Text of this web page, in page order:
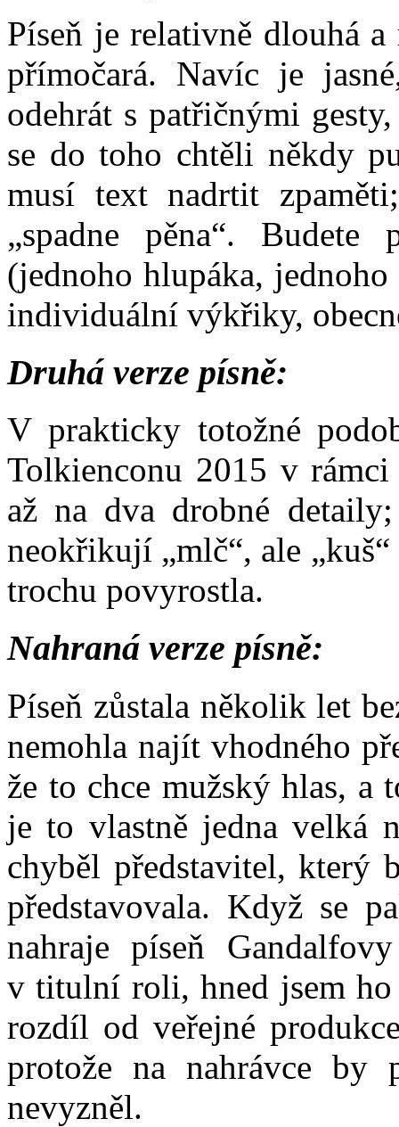
Píseň je relativně dlouhá
přímočará. Navíc je
odehrát s patřičnými
se do toho chtěli někdy
musí text nadrtit
„spadne pěna“. Budete
(jednoho hlupáka,
individuální výkřiky,
Druhá verze písně:
V prakticky totožné
Tolkienconu 2015 v
až na dva drobné
neokřikují „mlč“, ale
trochu povyrostla.
Nahraná verze písně:
Píseň zůstala několik let
nemohla najít vhodného
že to chce mužský hlas, a
je to vlastně jedna velká
chyběl představitel, který
představovala. Když se
nahraje píseň
v titulní roli, hned jsem
rozdíl od veřejné
protože na nahrávce by
nevyzněl.